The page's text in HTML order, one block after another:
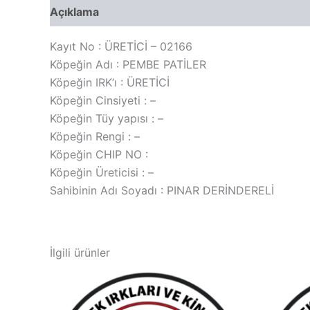
Açıklama
Kayıt No : ÜRETİCİ – 02166
Köpeğin Adı : PEMBE PATİLER
Köpeğin IRK’ı : ÜRETİCİ
Köpeğin Cinsiyeti : –
Köpeğin Tüy yapısı : –
Köpeğin Rengi : –
Köpeğin CHIP NO :
Köpeğin Üreticisi : –
Sahibinin Adı Soyadı : PINAR DERİNDERELİ
İlgili ürünler